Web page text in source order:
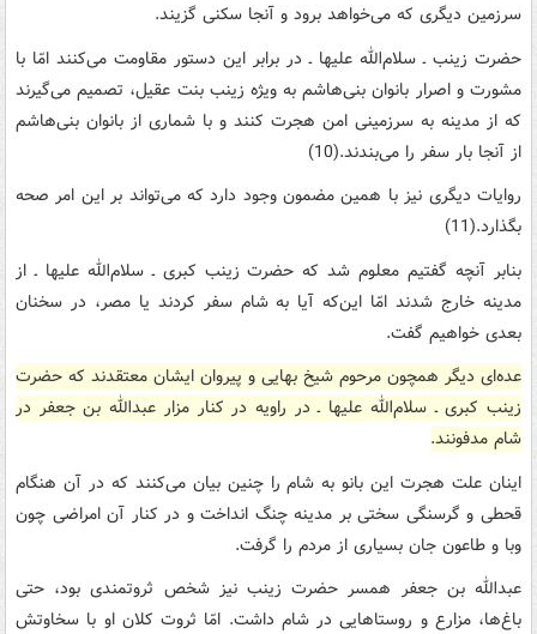
سرزمین دیگری که می‌خواهد برود و آنجا سکنی گزیند.
حضرت زینب ـ سلام‌الله علیها ـ در برابر این دستور مقاومت می‌کنند امّا با
مشورت و اصرار بانوان بنی‌هاشم به ویژه زینب بنت عقیل، تصمیم می‌گیرند
که از مدینه به سرزمینی امن هجرت کنند و با شماری از بانوان بنی‌هاشم
از آنجا بار سفر را می‌بندند.(10)
روایات دیگری نیز با همین مضمون وجود دارد که می‌تواند بر این امر صحه
بگذارد.(11)
بنابر آنچه گفتیم معلوم شد که حضرت زینب کبری ـ سلام‌الله علیها ـ از
مدینه خارج شدند امّا این‌که آیا به شام سفر کردند یا مصر، در سخنان
بعدی خواهیم گفت.
عده‌ای دیگر همچون مرحوم شیخ بهایی و پیروان ایشان معتقدند که حضرت
زینب کبری ـ سلام‌الله علیها ـ در راویه در کنار مزار عبدالله بن جعفر در
شام مدفونند.
اینان علت هجرت این بانو به شام را چنین بیان می‌کنند که در آن هنگام
قحطی و گرسنگی سختی بر مدینه چنگ انداخت و در کنار آن امراضی چون
وبا و طاعون جان بسیاری از مردم را گرفت.
عبدالله بن جعفر همسر حضرت زینب نیز شخص ثروتمندی بود، حتی
باغ‌ها، مزارع و روستاهایی در شام داشت. امّا ثروت‌ کلان او با سخاوتش